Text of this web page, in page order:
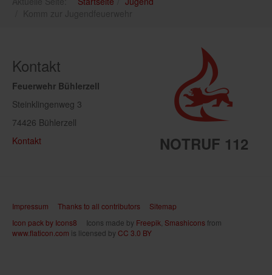
Kontakt
Feuerwehr Bühlerzell
Steinklingenweg 3
74426 Bühlerzell
Kontakt
NOTRUF 112
Impressum Thanks to all contributors
Sitemap
Icon pack by Icons8 Icons made by Freepik, Smashiconsfrom
www.flaticon.com is licensed by CC 3.0 BY